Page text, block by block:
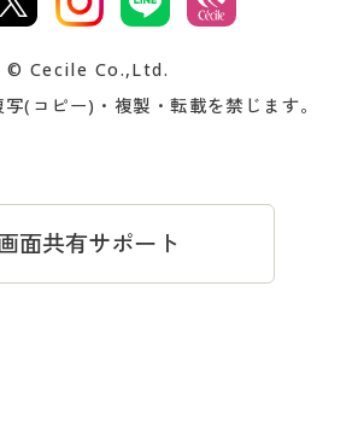
会社案内
ン サイトマップ
お支払は
忘れの場合
© Cecile Co.,Ltd.
(コピー)・複製・転載を禁じます。
面共有サポート